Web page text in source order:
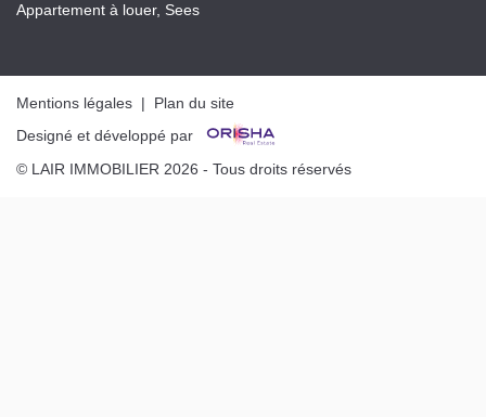
Appartement à louer, Sees
Mentions légales | Plan du site
Designé et développé par
© LAIR IMMOBILIER 2026 - Tous droits réservés